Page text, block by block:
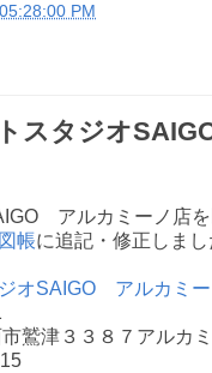
PM
スタジオ
アルカミーノ店
帳に追記・修正しまし
オSAIGO アルカミ
鷲津３３８７アルカ